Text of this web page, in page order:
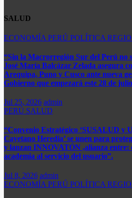
SALUD
ECONOMÍA PERÚ POLÍTICA
“Sin la Macrorregión Sur del Perú no
José María Balcázar Zelada asegura
Arequipa, Puno y Cusco ante nueva
Gobierno que empezará este 28 de julio
Jul 25, 2026 admin
PERÚ SALUD
“Convenio Estratégico ‘SUSALUD y
Cayetano Heredia’ se unen para
y lanzan INNOVATÓN ,alianza entre:
academia al servicio del usuario”.
Jul 8, 2026 admin
ECONOMÍA PERÚ POLÍTICA